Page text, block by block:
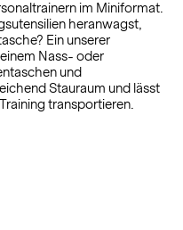
im Miniformat.
heranwagst,
Ein unserer
Nass- oder
und
Stauraum und lässt
transportieren.